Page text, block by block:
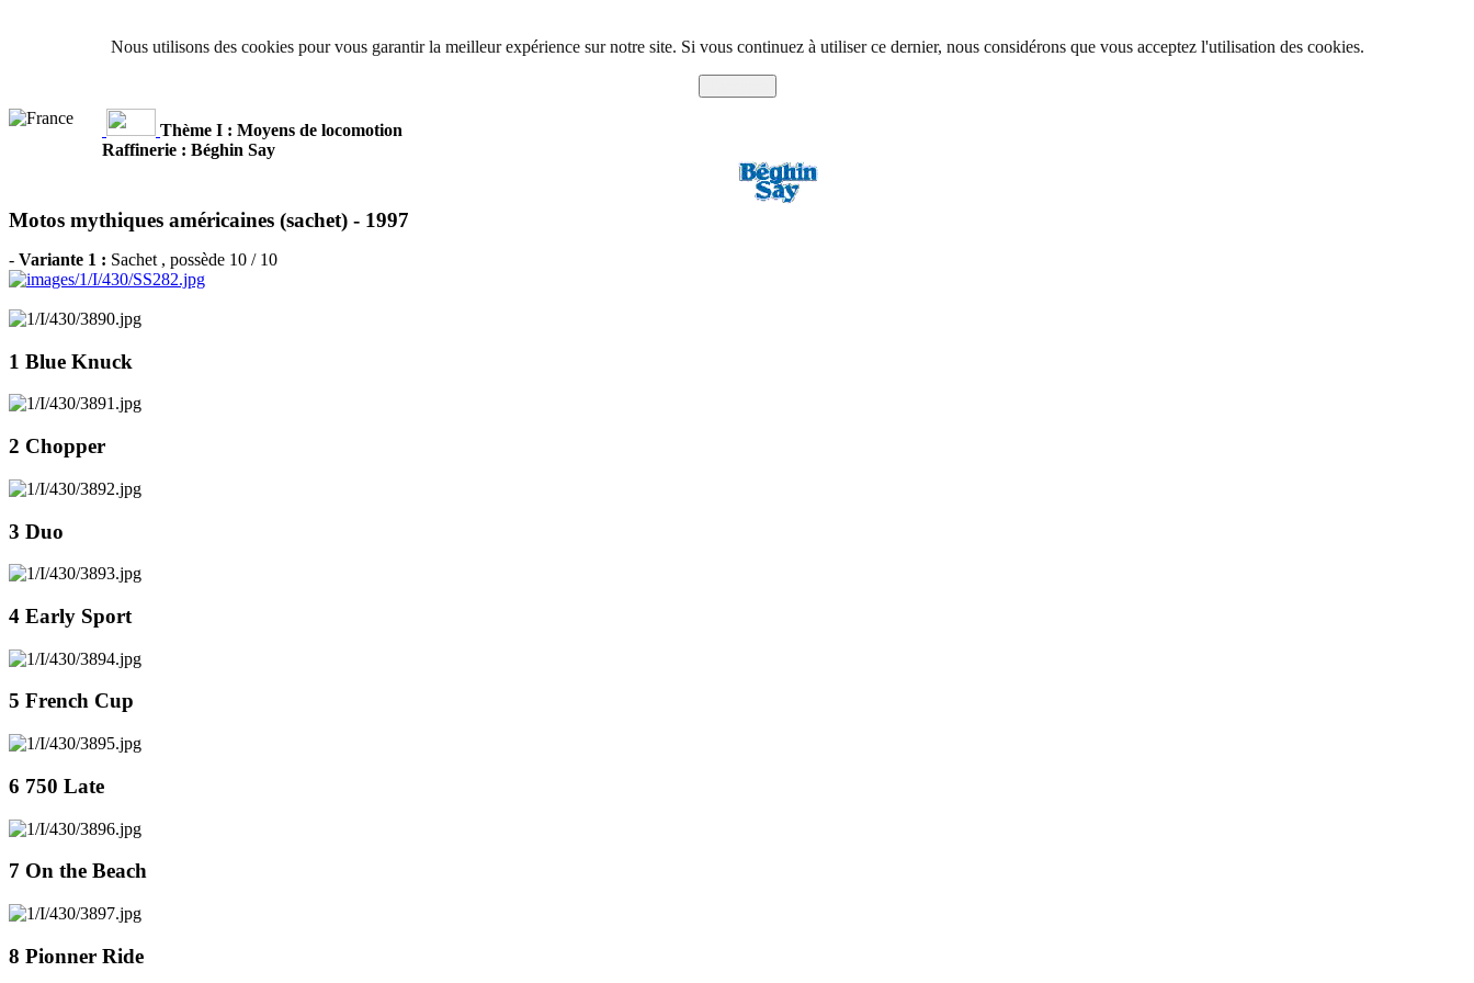
Nous utilisons des cookies pour vous garantir la meilleur expérience sur notre site. Si vous continuez à utiliser ce dernier, nous considérons que vous acceptez l'utilisation des cookies.
Thème I : Moyens de locomotion
Raffinerie : Béghin Say
Motos mythiques américaines (sachet) - 1997
- Variante 1 : Sachet , possède 10 / 10
1 Blue Knuck
2 Chopper
3 Duo
4 Early Sport
5 French Cup
6 750 Late
7 On the Beach
8 Pionner Ride